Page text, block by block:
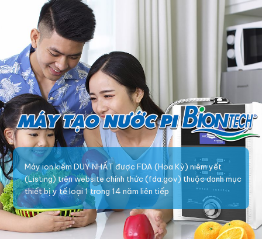
Máy ion kiềm DUY NHẤT được FDA (Hoa Kỳ) niêm yết
(Listing) trên website chính thức (fda.gov) thuộc danh mục
thiết bị y tế loại 1 trong 14 năm liên tiếp